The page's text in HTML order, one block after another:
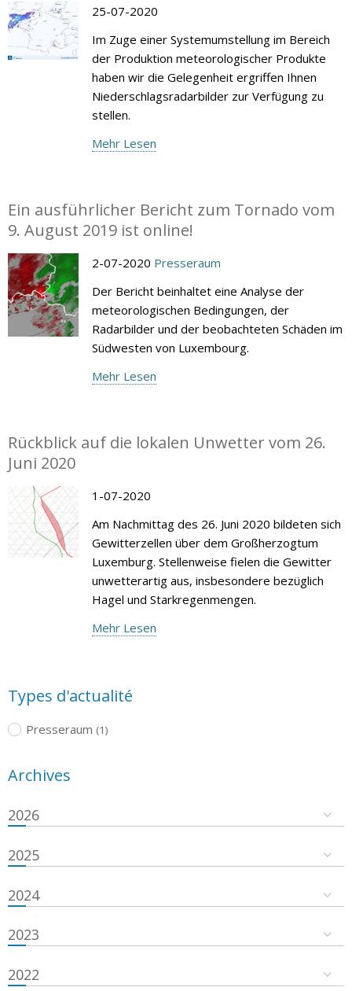
25-07-2020
Im Zuge einer Systemumstellung im Bereich
der Produktion meteorologischer Produkte
haben wir die Gelegenheit ergriffen Ihnen
Niederschlagsradarbilder zur Verfügung zu
stellen.
Mehr Lesen
Ein ausführlicher Bericht zum Tornado vom
9. August 2019 ist online!
2-07-2020 Presseraum
Der Bericht beinhaltet eine Analyse der
meteorologischen Bedingungen, der
Radarbilder und der beobachteten Schäden im
Südwesten von Luxembourg.
Mehr Lesen
Rückblick auf die lokalen Unwetter vom 26.
Juni 2020
1-07-2020
Am Nachmittag des 26. Juni 2020 bildeten sich
Gewitterzellen über dem Großherzogtum
Luxemburg. Stellenweise fielen die Gewitter
unwetterartig aus, insbesondere bezüglich
Hagel und Starkregenmengen.
Mehr Lesen
Types d'actualité
Presseraum (1)
Archives
2026
2025
2024
2023
2022